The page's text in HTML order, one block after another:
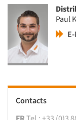
Paul
Contacts